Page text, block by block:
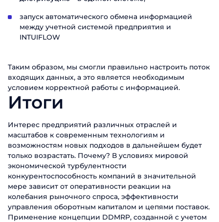
запуск автоматического обмена информацией
между учетной системой предприятия и
INTUIFLOW
Таким образом, мы смогли правильно настроить поток
входящих данных, а это является необходимым
условием корректной работы с информацией.
Итоги
Интерес предприятий различных отраслей и
масштабов к современным технологиям и
возможностям новых подходов в дальнейшем будет
только возрастать. Почему? В условиях мировой
экономической турбулентности
конкурентоспособность компаний в значительной
мере зависит от оперативности реакции на
колебания рыночного спроса, эффективности
управления оборотным капиталом и цепями поставок.
Применение концепции DDMRP, созданной с учетом